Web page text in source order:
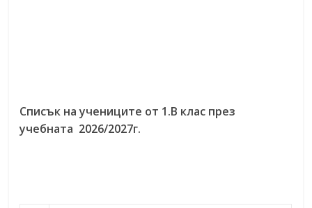
Списък на учениците от 1.В клас през
учебната 2026/2027г.